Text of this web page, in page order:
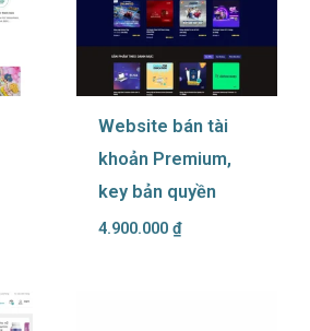
Website bán tài
khoản Premium,
key bản quyền
4.900.000 ₫